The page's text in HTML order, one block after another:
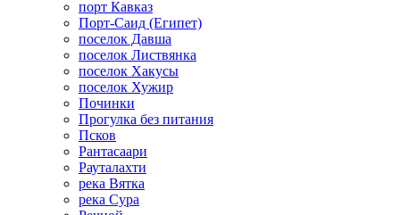
порт Кавказ
Порт-Саид (Египет)
поселок Давша
поселок Листвянка
поселок Хакусы
поселок Хужир
Починки
Прогулка без питания
Псков
Рантасаари
Рауталахти
река Вятка
река Сура